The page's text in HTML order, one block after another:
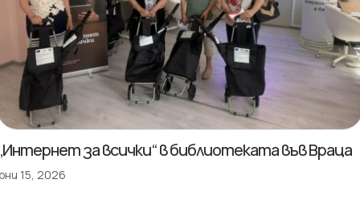
за всички“ в библиотеката във Враца
15, 2026